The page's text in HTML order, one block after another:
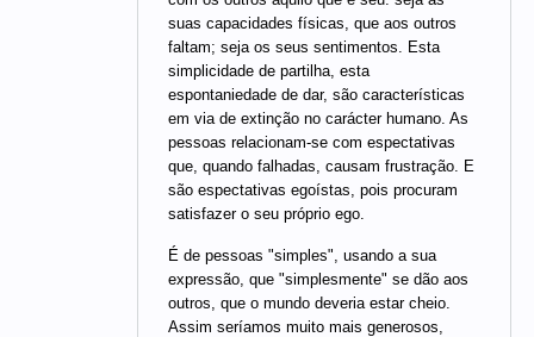
suas capacidades físicas, que aos outros
faltam; seja os seus sentimentos. Esta
simplicidade de partilha, esta
espontaniedade de dar, são características
em via de extinção no carácter humano. As
pessoas relacionam-se com espectativas
que, quando falhadas, causam frustração. E
são espectativas egoístas, pois procuram
satisfazer o seu próprio ego.
É de pessoas "simples", usando a sua
expressão, que "simplesmente" se dão aos
outros, que o mundo deveria estar cheio.
Assim seríamos muito mais generosos,